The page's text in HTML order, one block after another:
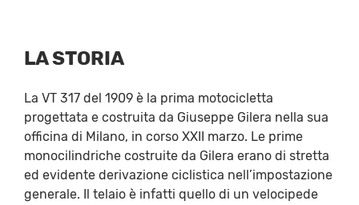
LA STORIA
La VT 317 del 1909 è la prima motocicletta
progettata e costruita da Giuseppe Gilera nella sua
officina di Milano, in corso XXII marzo. Le prime
monocilindriche costruite da Gilera erano di stretta
ed evidente derivazione ciclistica nell’impostazione
generale. Il telaio è infatti quello di un velocipede